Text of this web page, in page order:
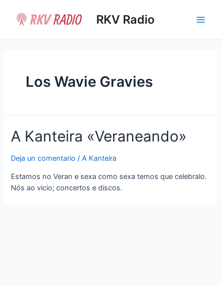
contenido
RKV Radio
Los Wavie Gravies
A Kanteira «Veraneando»
Deja un comentario /A Kanteira
Estamos no Veran e sexa como sexa temos que celebralo.
Nós ao vicio; concertos e discos.